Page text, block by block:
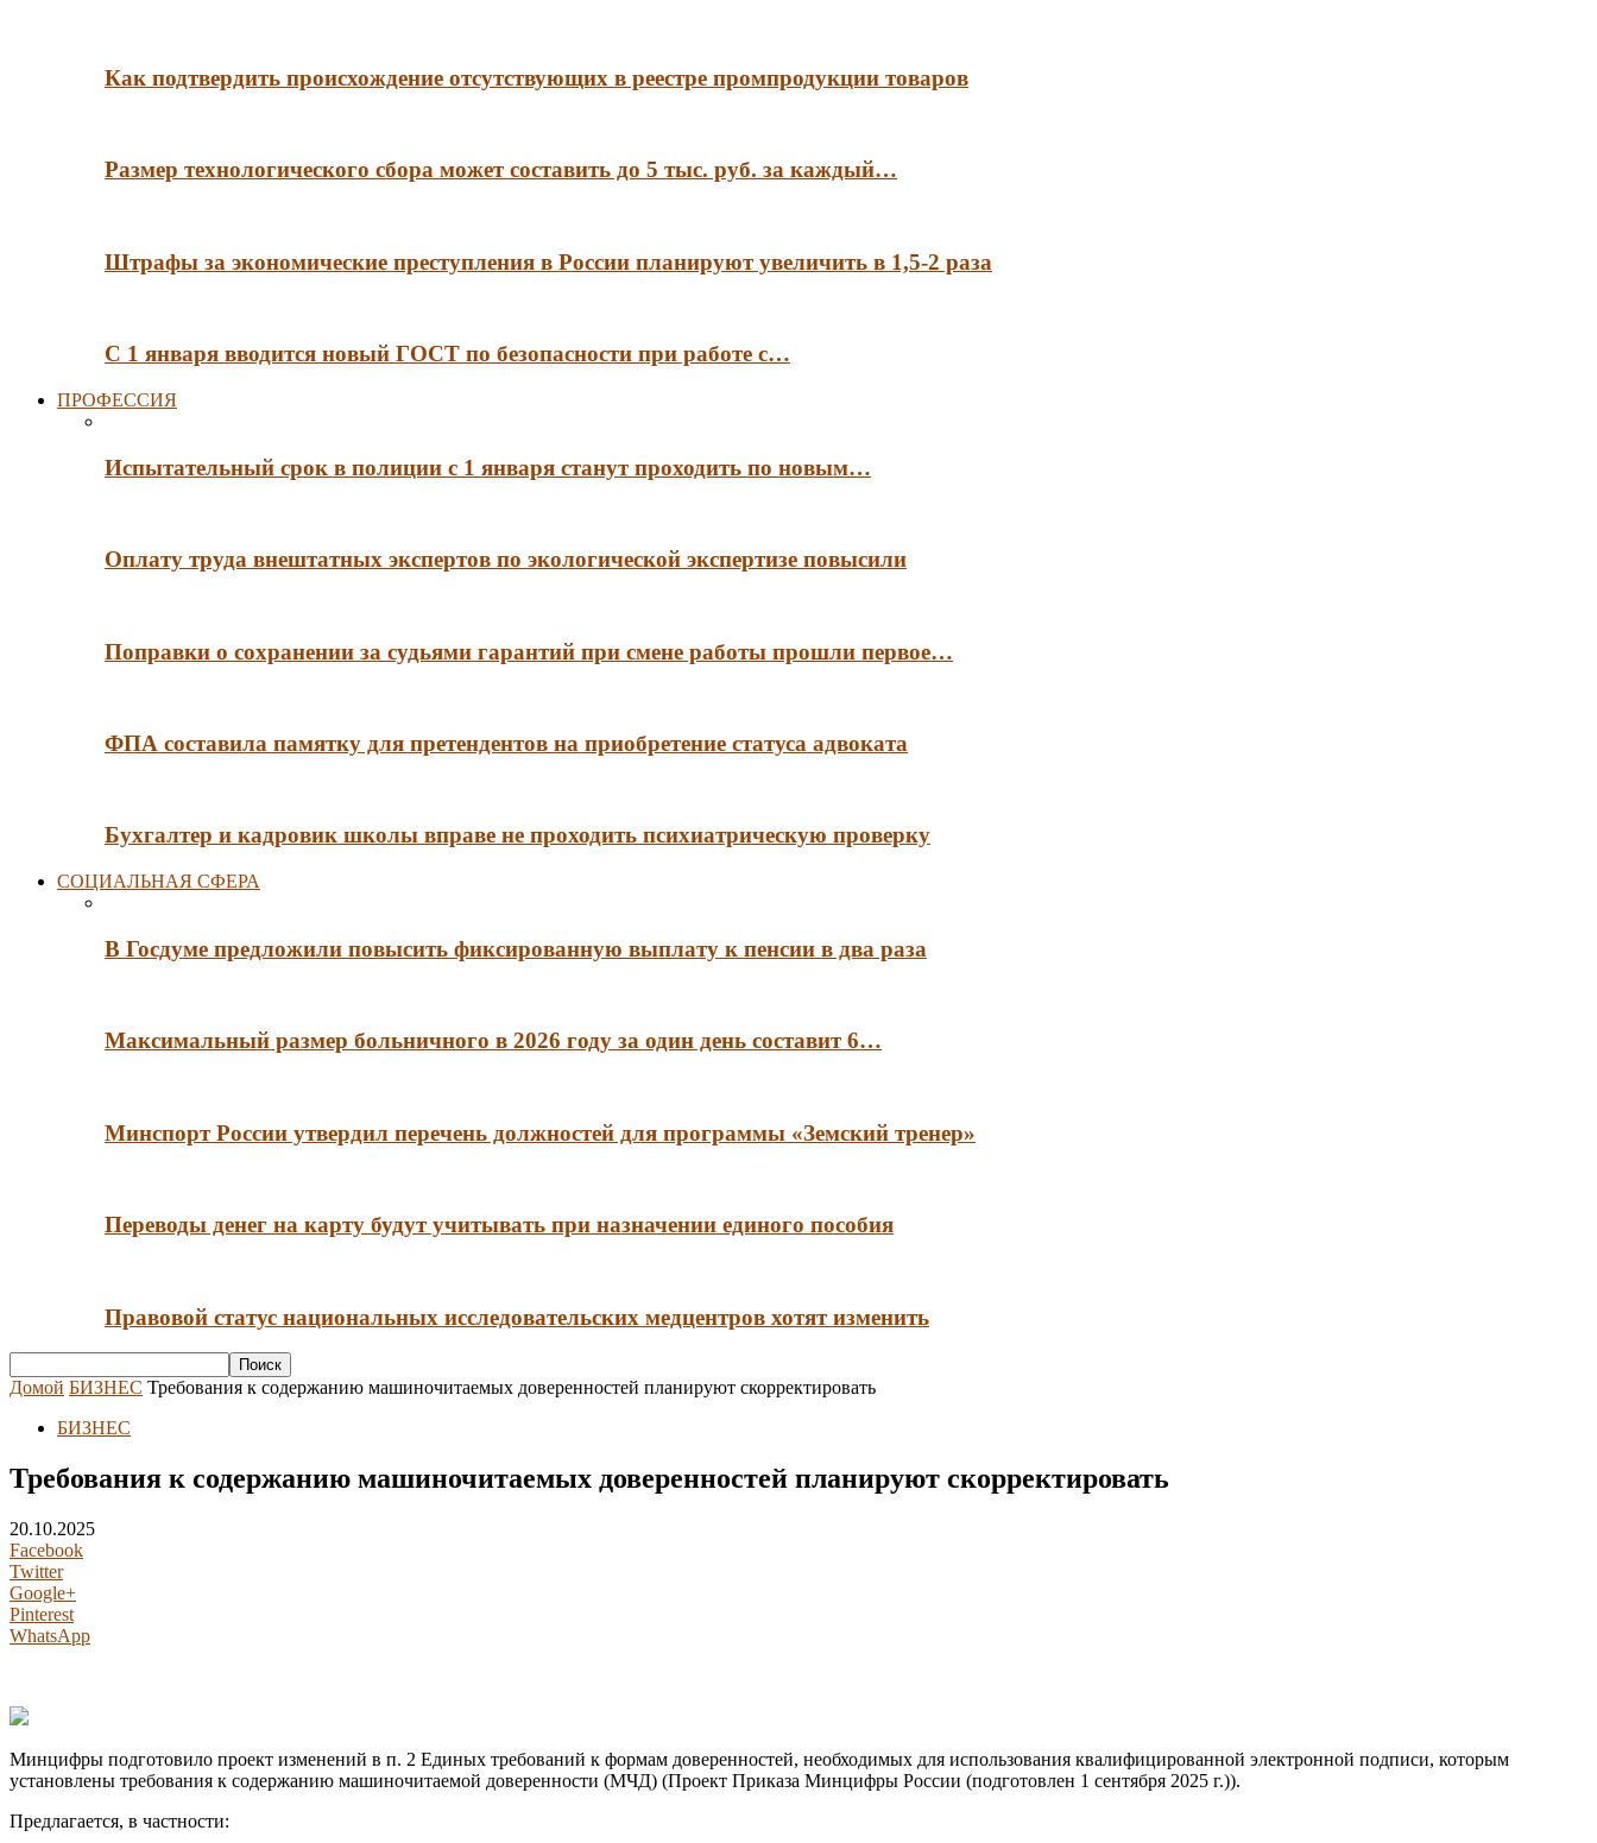
Как подтвердить происхождение отсутствующих в реестре промпродукции товаров
Размер технологического сбора может составить до 5 тыс. руб. за каждый…
Штрафы за экономические преступления в России планируют увеличить в 1,5-2 раза
С 1 января вводится новый ГОСТ по безопасности при работе с…
ПРОФЕССИЯ
Испытательный срок в полиции с 1 января станут проходить по новым…
Оплату труда внештатных экспертов по экологической экспертизе повысили
Поправки о сохранении за судьями гарантий при смене работы прошли первое…
ФПА составила памятку для претендентов на приобретение статуса адвоката
Бухгалтер и кадровик школы вправе не проходить психиатрическую проверку
СОЦИАЛЬНАЯ СФЕРА
В Госдуме предложили повысить фиксированную выплату к пенсии в два раза
Максимальный размер больничного в 2026 году за один день составит 6…
Минспорт России утвердил перечень должностей для программы «Земский тренер»
Переводы денег на карту будут учитывать при назначении единого пособия
Правовой статус национальных исследовательских медцентров хотят изменить
Домой БИЗНЕС Требования к содержанию машиночитаемых доверенностей планируют скорректировать
БИЗНЕС
Требования к содержанию машиночитаемых доверенностей планируют скорректировать
20.10.2025
Facebook
Twitter
Google+
Pinterest
WhatsApp
Минцифры подготовило проект изменений в п. 2 Единых требований к формам доверенностей, необходимых для использования квалифицированной электронной подписи, которым
установлены требования к содержанию машиночитаемой доверенности (МЧД) (Проект Приказа Минцифры России (подготовлен 1 сентября 2025 г.)).
Предлагается, в частности: